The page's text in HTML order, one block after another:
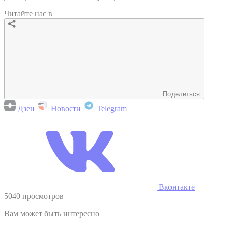
Читайте нас в
Поделиться
Дзен Новости Telegram
Вконтакте
5040 просмотров
Вам может быть интересно